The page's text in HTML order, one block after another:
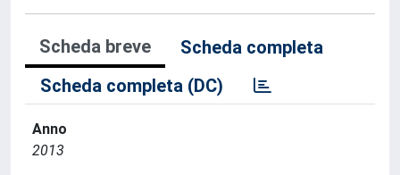
Scheda breve
Scheda completa
Scheda completa (DC)
Anno
2013